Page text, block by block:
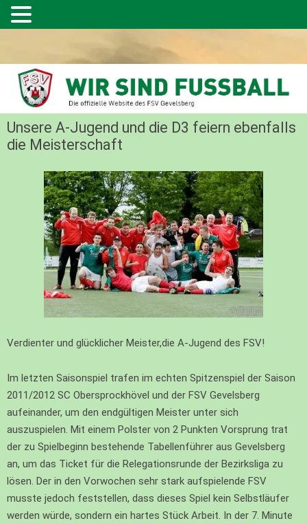
Unsere A-Jugend und die D3 feiern ebenfalls
die Meisterschaft
Verdienter und glücklicher Meister,die A-Jugend des FSV!
Im letzten Saisonspiel trafen im echten Spitzenspiel der Saison
2011/2012 SC Obersprockhövel und der FSV Gevelsberg
aufeinander, um den endgültigen Meister unter sich
auszuspielen. Mit einem Polster von 2 Punkten Vorsprung trat
der zu Spielbeginn bestehende Tabellenführer aus Gevelsberg
an, um das Ticket für die Relegationsrunde der Bezirksliga zu
lösen. Der in den Vorwochen sehr stark aufspielende FSV
musste jedoch feststellen, dass dieses Spiel kein Selbstläufer
werden würde, sondern ein hartes Stück Arbeit. In der 7. Minute